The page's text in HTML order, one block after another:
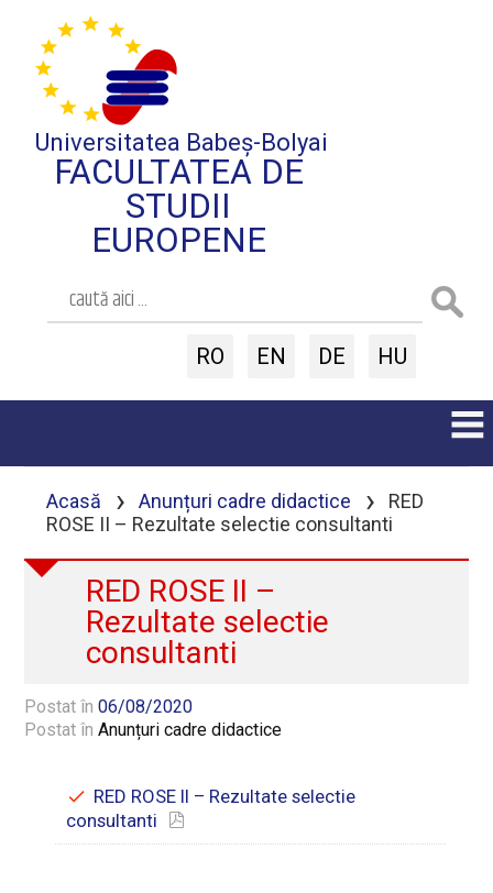
Universitatea Babeș-Bolyai
FACULTATEA DE
STUDII
EUROPENE
RO EN DE HU
Acasă › Anunțuri cadre didactice ›
RED
ROSE II – Rezultate selectie consultanti
RED ROSE II –
Rezultate selectie
consultanti
Postat în06/08/2020
Postat înAnunțuri cadre didactice
RED ROSE II – Rezultate selectie
consultanti